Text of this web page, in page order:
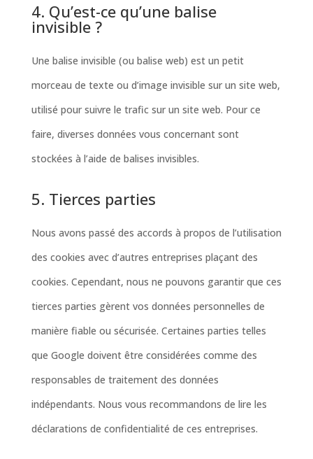
4. Qu’est-ce qu’une balise
invisible ?
Une balise invisible (ou balise web) est un petit
morceau de texte ou d’image invisible sur un site web,
utilisé pour suivre le trafic sur un site web. Pour ce
faire, diverses données vous concernant sont
stockées à l’aide de balises invisibles.
5. Tierces parties
Nous avons passé des accords à propos de l’utilisation
des cookies avec d’autres entreprises plaçant des
cookies. Cependant, nous ne pouvons garantir que ces
tierces parties gèrent vos données personnelles de
manière fiable ou sécurisée. Certaines parties telles
que Google doivent être considérées comme des
responsables de traitement des données
indépendants. Nous vous recommandons de lire les
déclarations de confidentialité de ces entreprises.